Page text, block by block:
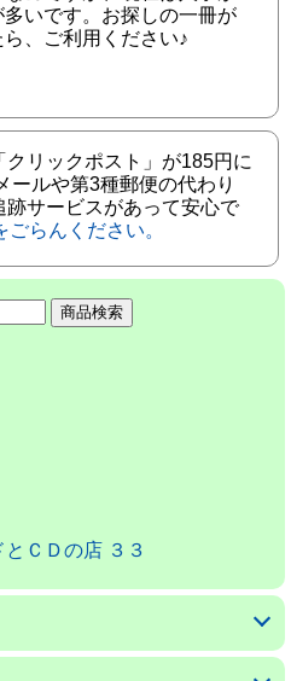
いです。お探しの一冊が
、ご利用ください♪
リックポスト」が185円に
ールや第3種郵便の代わり
サービスがあって安心で
らんください。
ＣＤの店 ３３